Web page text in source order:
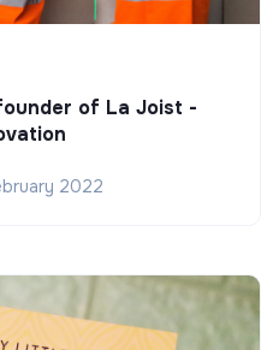
of La Joist -
2022